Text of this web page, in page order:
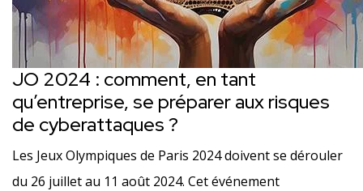
JO 2024 : comment, en tant
qu’entreprise, se préparer aux risques
de cyberattaques ?
Les Jeux Olympiques de Paris 2024 doivent se dérouler
du 26 juillet au 11 août 2024. Cet événement